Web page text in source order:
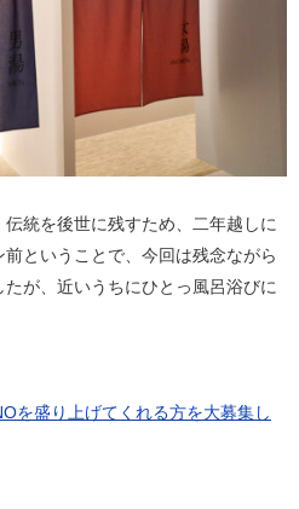
統を後世に残すため、二年越しに
ということで、今回は残念ながら
が、近いうちにひとっ風呂浴びに
を盛り上げてくれる方を大募集し